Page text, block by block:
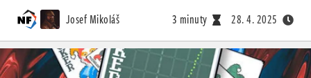
Josef Mikoláš 3 minuty 28. 4. 2025